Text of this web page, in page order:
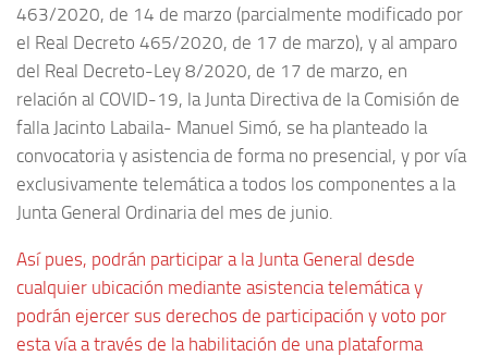
463/2020, de 14 de marzo (parcialmente modificado por
el Real Decreto 465/2020, de 17 de marzo), y al amparo
del Real Decreto-Ley 8/2020, de 17 de marzo, en
relación al COVID-19, la Junta Directiva de la Comisión de
falla Jacinto Labaila- Manuel Simó, se ha planteado la
convocatoria y asistencia de forma no presencial, y por vía
exclusivamente telemática a todos los componentes a la
Junta General Ordinaria del mes de junio.
Así pues, podrán participar a la Junta General desde
cualquier ubicación mediante asistencia telemática y
podrán ejercer sus derechos de participación y voto por
esta vía a través de la habilitación de una plataforma